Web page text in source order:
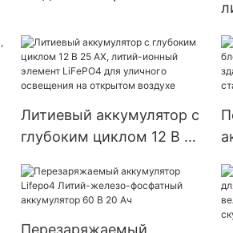
тележки для гольфа на
36-42 лунки
Литиевый аккумулятор с
глубоким циклом 12 В 25
элемент LiFePO4 для
уличного освещения на
открытом воздухе
Перезаряжаемый